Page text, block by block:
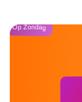
Op Zondag